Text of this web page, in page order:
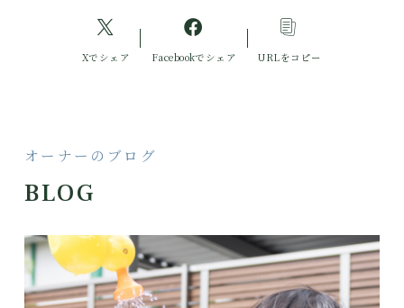
Xでシェア Facebookでシェア URLをコピー
オーナーのブログ
BLOG